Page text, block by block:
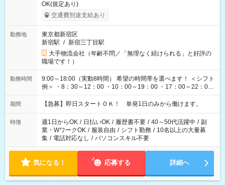
OK(規定あり)
交通費別途支給あり
勤務地
東京都新宿区
新宿駅 / 新宿三丁目駅
大手物流会社（年齢不問／「無理なく続けられる」と好評の
職場です！）
勤務時間
9:00～18:00（実動8時間） 希望の時間帯を選べます！ ＜シフト
例＞ ・8：30～12：00 ・10：00～19：00 ・17：00～22：00
・13：00～22：00 ・22：00～翌6：00 など
期間 【急募】即日スタートＯＫ！ 単発1日のみから働けます。
特徴 週1日からOK / 日払いOK / 履歴書不要 / 40～50代活躍中 / 副
業・WワークOK / 服装自由 / シフト勤務 / 10名以上の大量募
集 / 電話対応なし / パソコンスキル不要
気になる！ 応募する 詳細へ